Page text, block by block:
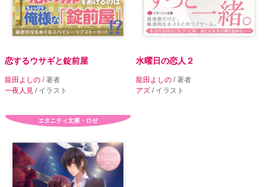
恋するウサギと錠前屋
龍田よしの / 著者
一夜人見 / イラスト
水曜日の恋人２
龍田よしの / 著者
アズ / イラスト
エタニティ文庫・ロゼ